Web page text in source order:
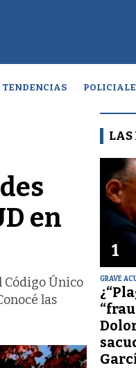
TENDENCIAS
en
Código Único
las
LAS
1
GRAVE